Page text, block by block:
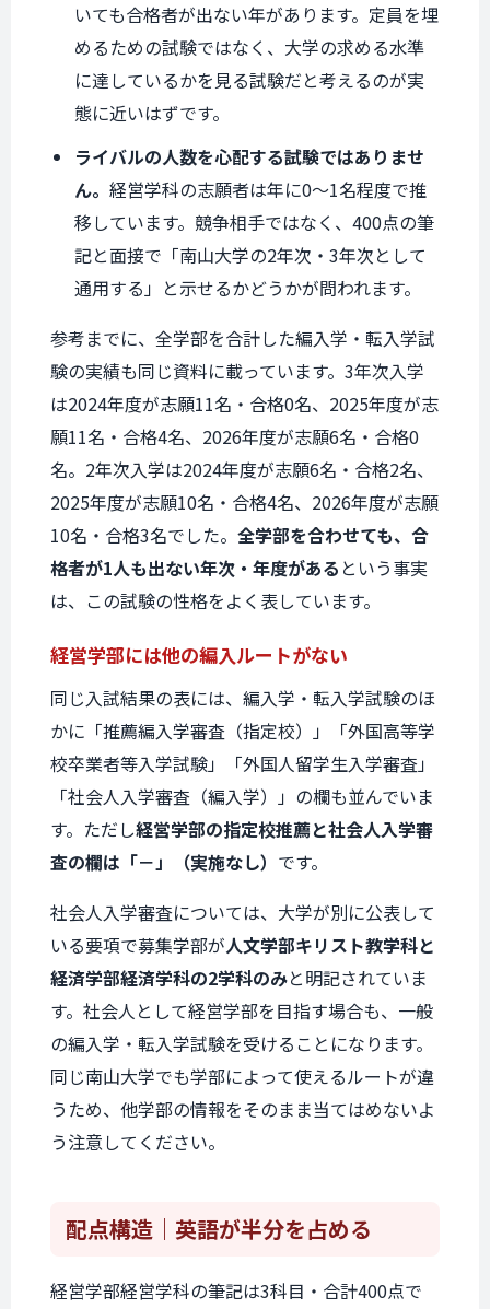
いても合格者が出ない年があります。定員を埋
めるための試験ではなく、大学の求める水準
に達しているかを見る試験だと考えるのが実
態に近いはずです。
ライバルの人数を心配する試験ではありませ
ん。 経営学科の志願者は年に0〜1名程度で推
移しています。競争相手ではなく、400点の筆
記と面接で「南山大学の2年次・3年次として
通用する」と示せるかどうかが問われます。
参考までに、全学部を合計した編入学・転入学試
験の実績も同じ資料に載っています。3年次入学
は2024年度が志願11名・合格0名、2025年度が志
願11名・合格4名、2026年度が志願6名・合格0
名。2年次入学は2024年度が志願6名・合格2名、
2025年度が志願10名・合格4名、2026年度が志願
10名・合格3名でした。 全学部を合わせても、合
格者が1人も出ない年次・年度がある という事実
は、この試験の性格をよく表しています。
経営学部には他の編入ルートがない
同じ入試結果の表には、編入学・転入学試験のほ
かに「推薦編入学審査（指定校）」「外国高等学
校卒業者等入学試験」「外国人留学生入学審査」
「社会人入学審査（編入学）」の欄も並んでいま
す。ただし経営学部の指定校推薦と社会人入学審
査の欄は「－」（実施なし） です。
社会人入学審査については、大学が別に公表して
いる要項で募集学部が人文学部キリスト教学科と
経済学部経済学科の2学科のみと明記されていま
す。社会人として経営学部を目指す場合も、一般
の編入学・転入学試験を受けることになります。
同じ南山大学でも学部によって使えるルートが違
うため、他学部の情報をそのまま当てはめないよ
う注意してください。
配点構造 ｜英語が半分を占める
経営学部経営学科の筆記は3科目・合計400点で